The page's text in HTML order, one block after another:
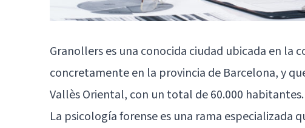
Granollers es una conocida ciudad ubicada en la
concretamente en la provincia de Barcelona, y
Vallès Oriental, con un total de 60.000 habitantes.
La psicología forense es una rama especializada